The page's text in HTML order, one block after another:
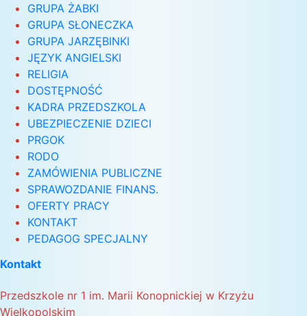
GRUPA ŻABKI
GRUPA SŁONECZKA
GRUPA JARZĘBINKI
JĘZYK ANGIELSKI
RELIGIA
DOSTĘPNOŚĆ
KADRA PRZEDSZKOLA
UBEZPIECZENIE DZIECI
PRGOK
RODO
ZAMÓWIENIA PUBLICZNE
SPRAWOZDANIE FINANS.
OFERTY PRACY
KONTAKT
PEDAGOG SPECJALNY
Kontakt
Przedszkole nr 1 im. Marii Konopnickiej w Krzyżu
Wielkopolskim